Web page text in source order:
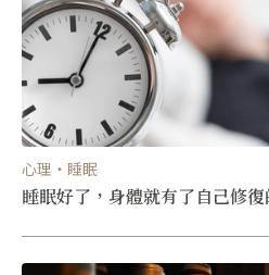
心理・睡眠
睡眠好了，身體就有了自己修復